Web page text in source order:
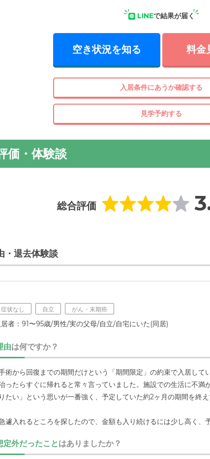
LINEで結果が届く
空き状況を知る 料金
入居条件にあうか確認する
見学予約する
価・体験談
総合評価
・退去体験談
症状なし 自立 がん・末期癌
居者：91〜95歳/男性/実の父母/自立/自宅にいた(同居)
由は何ですか？
術から回復までの期間だけという「期間限定」の約束で入居して
ったらすぐに帰れると常々言っていました。施設での生活に不満
たい」という思いが一番強く、予定していた約2ヶ月の期間を終
遽入れるところを探したので、金額も入り続けるには少し高く、
定外だったことはありましたか？